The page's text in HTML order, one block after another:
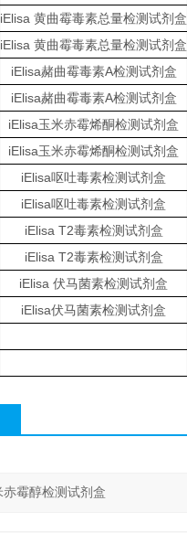
iElisa 黄曲霉毒素总量检测试剂盒
iElisa 黄曲霉毒素总量检测试剂盒
iElisa赭曲霉毒素A检测试剂盒
iElisa赭曲霉毒素A检测试剂盒
iElisa玉米赤霉烯酮检测试剂盒
iElisa玉米赤霉烯酮检测试剂盒
iElisa呕吐毒素检测试剂盒
iElisa呕吐毒素检测试剂盒
iElisa T2毒素检测试剂盒
iElisa T2毒素检测试剂盒
iElisa 伏马菌素检测试剂盒
iElisa伏马菌素检测试剂盒